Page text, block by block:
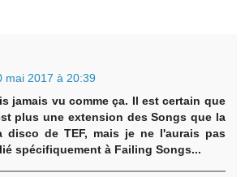
mai 2017 à 20:39
jamais vu comme ça. Il est certain que
plus une extension des Songs que la
disco de TEF, mais je ne l'aurais pas
spécifiquement à Failing Songs...